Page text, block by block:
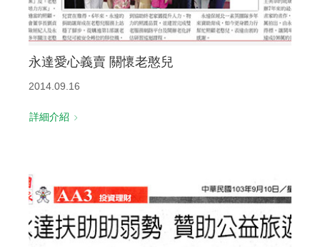
永達愛心義賣 關懷老憨兒
2014.09.16
詳細介紹